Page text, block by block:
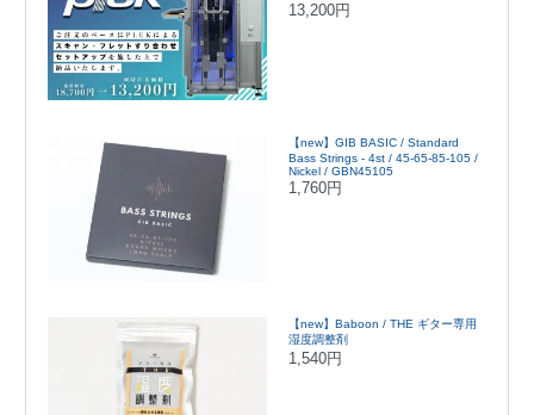
13,200円
【new】GIB BASIC / Standard
Bass Strings - 4st / 45-65-85-105 /
Nickel / GBN45105
1,760円
【new】Baboon / THE ギター専用
湿度調整剤
1,540円